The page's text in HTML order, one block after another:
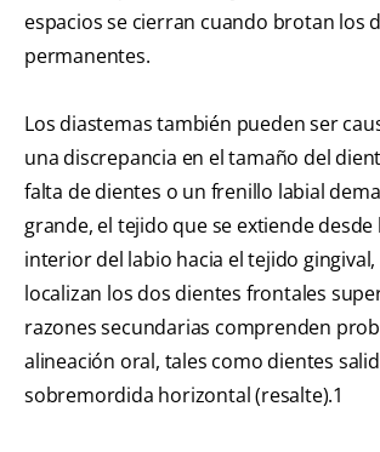
espacios se cierran cuando brotan los
permanentes.
Los diastemas también pueden ser
una discrepancia en el tamaño del
falta de dientes o un frenillo labial
grande, el tejido que se extiende desde
interior del labio hacia el tejido
localizan los dos dientes frontales
razones secundarias comprenden
alineación oral, tales como dientes
sobremordida horizontal (resalte).1